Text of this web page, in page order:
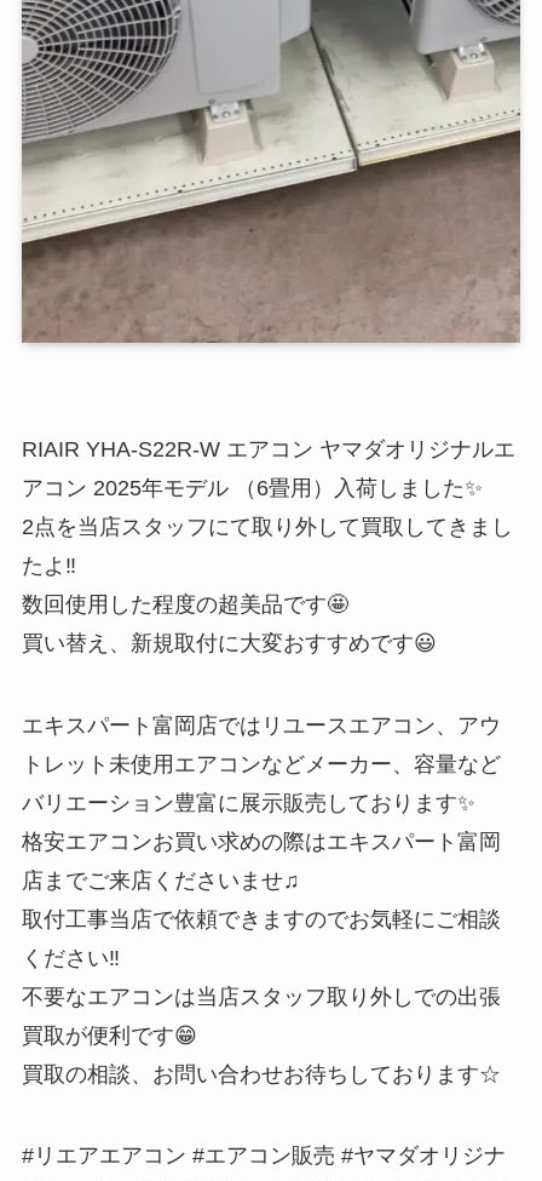
RIAIR YHA-S22R-W エアコン ヤマダオリジナルエ
アコン 2025年モデル （6畳用）入荷しました✨
2点を当店スタッフにて取り外して買取してきまし
たよ‼️
数回使用した程度の超美品です🤩
買い替え、新規取付に大変おすすめです😃
エキスパート富岡店ではリユースエアコン、アウ
トレット未使用エアコンなどメーカー、容量など
バリエーション豊富に展示販売しております✨
格安エアコンお買い求めの際はエキスパート富岡
店までご来店くださいませ♫
取付工事当店で依頼できますのでお気軽にご相談
ください‼️
不要なエアコンは当店スタッフ取り外しでの出張
買取が便利です😁
買取の相談、お問い合わせお待ちしております☆
#リエアエアコン #エアコン販売 #ヤマダオリジナ